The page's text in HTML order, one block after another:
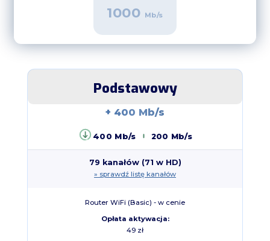
1000 Mb/s
Podstawowy
+ 400 Mb/s
400 Mb/s 200 Mb/s
79 kanałów (71 w HD)
» sprawdź listę kanałów
Router WiFi (Basic) - w cenie
Opłata aktywacja:
49 zł